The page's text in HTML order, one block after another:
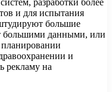
разработки более
и для испытания
большие
большими данными, или
и
рекламу на